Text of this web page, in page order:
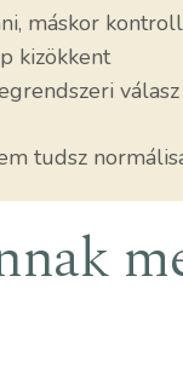
máskor
kizökkent
válasz
tudsz